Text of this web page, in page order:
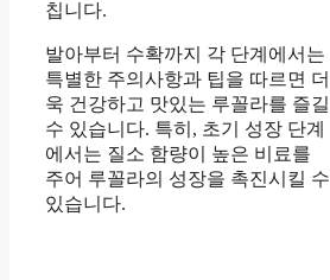
칩니다.
발아부터 수확까지 각 단계에서는
특별한 주의사항과 팁을 따르면 더
욱 건강하고 맛있는 루꼴라를 즐길
수 있습니다. 특히, 초기 성장 단계
에서는 질소 함량이 높은 비료를
주어 루꼴라의 성장을 촉진시킬 수
있습니다.